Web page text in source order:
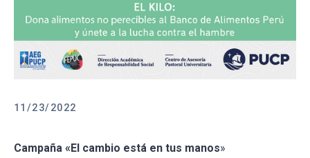
11/23/2022
Campaña «El cambio está en tus manos»